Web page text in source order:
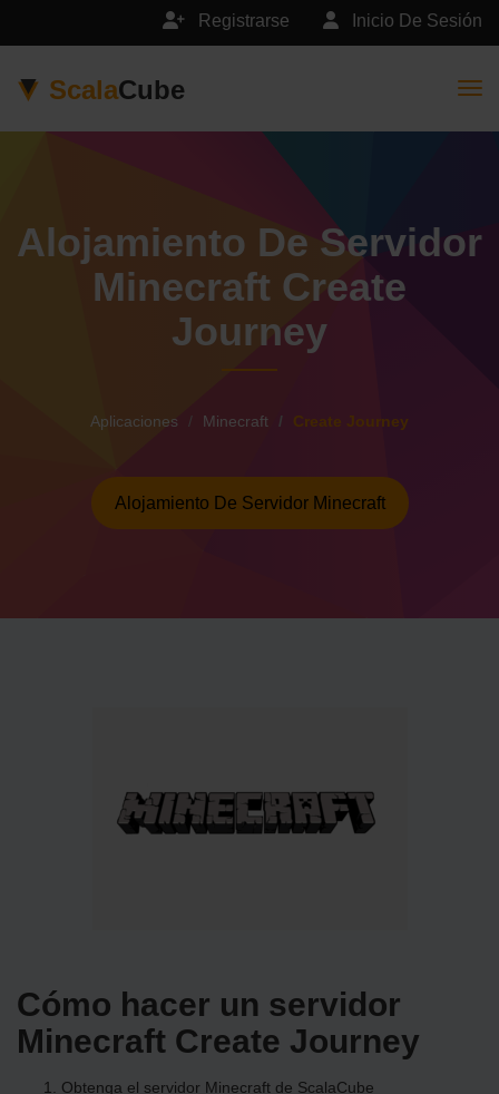
Inicio De Sesión
Registrarse
ScalaCube
Alojamiento De Servidor
Minecraft Create
Journey
Aplicaciones Minecraft Create Journey
Alojamiento De Servidor Minecraft
Cómo hacer un servidor
Minecraft Create Journey
Obtenga el servidor Minecraft de ScalaCube